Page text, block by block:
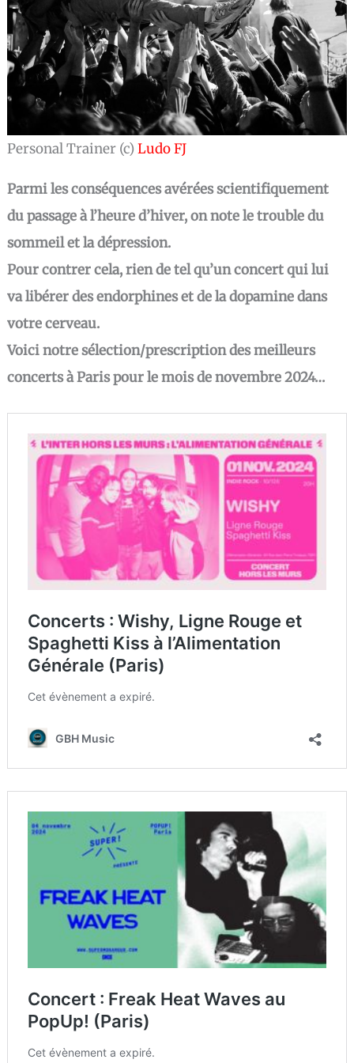
Personal Trainer (c)Ludo FJ
Parmi les conséquences avérées scientifiquement
du passage à l’heure d’hiver, on note le trouble du
sommeil et la dépression.
Pour contrer cela, rien de tel qu’un concert qui lui
va libérer des endorphines et de la dopamine dans
votre cerveau.
Voici notre sélection/prescription des meilleurs
concerts à Paris pour le mois de novembre 2024…